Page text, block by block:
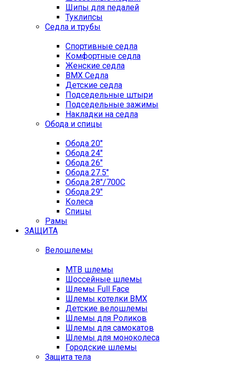
Шипы для педалей
Туклипсы
Седла и трубы
Спортивные седла
Комфортные седла
Женские седла
BMX Седла
Детские седла
Подседельные штыри
Подседельные зажимы
Накладки на седла
Обода и спицы
Обода 20"
Обода 24"
Обода 26"
Обода 27.5"
Обода 28"/700C
Обода 29"
Колеса
Спицы
Рамы
ЗАЩИТА
Велошлемы
MTB шлемы
Шоссейные шлемы
Шлемы Full Face
Шлемы котелки BMX
Детские велошлемы
Шлемы для Роликов
Шлемы для самокатов
Шлемы для моноколеса
Городские шлемы
Защита тела